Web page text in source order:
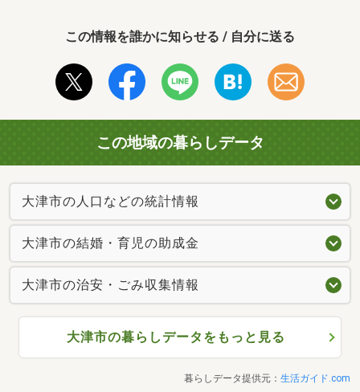
この情報を誰かに知らせる / 自分に送る
この地域の暮らしデータ
大津市の人口などの統計情報
大津市の結婚・育児の助成金
大津市の治安・ごみ収集情報
大津市の暮らしデータをもっと見る
暮らしデータ提供元： 生活ガイド.com